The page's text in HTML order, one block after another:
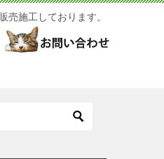
売施工しております。